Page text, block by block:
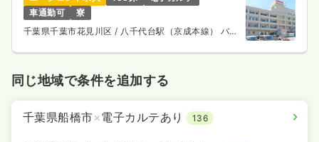
車通勤可
寮
千葉県千葉市花見川区/ 八千代台駅（京成本線） バス
同じ地域で条件を追加する
千葉県船橋市×電子カルテあり 136